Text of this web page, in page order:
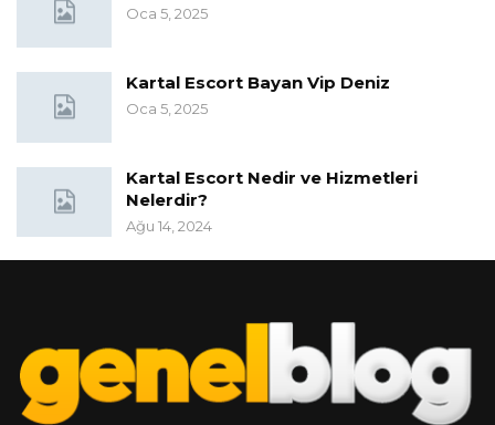
Oca 5, 2025
Kartal Escort Bayan Vip Deniz
Oca 5, 2025
Kartal Escort Nedir ve Hizmetleri
Nelerdir?
Ağu 14, 2024